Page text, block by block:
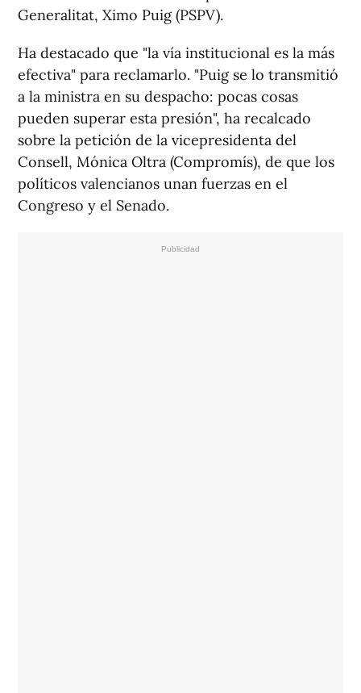
Generalitat, Ximo Puig (PSPV).
Ha destacado que "la vía institucional es la más
efectiva" para reclamarlo. "Puig se lo transmitió
a la ministra en su despacho: pocas cosas
pueden superar esta presión", ha recalcado
sobre la petición de la vicepresidenta del
Consell, Mónica Oltra (Compromís), de que los
políticos valencianos unan fuerzas en el
Congreso y el Senado.